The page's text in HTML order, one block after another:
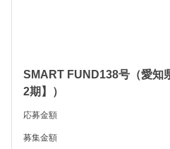
SMART FUND138号（愛知
2期】）
応募金額
募集金額